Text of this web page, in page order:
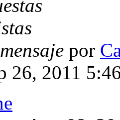
por
26, 2011